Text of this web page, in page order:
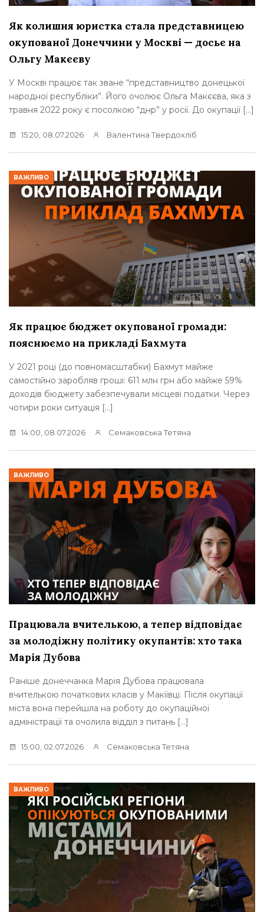
Як колишня юристка стала представницею
окупованої Донеччини у Москві — досьє на
Ольгу Макєєву
У Москві працює так зване “представництво донецької
народної республіки”. Його очолює Ольга Макєєва, яка з
травня 2022 року є посолкою “днр” у росії. До окупації […]
15:20, 08.07.2026 Валентина Твердохліб
ВАЖЛИВО
Як працює бюджет окупованої громади:
пояснюємо на прикладі Бахмута
У 2021 році (до повномасштабки) Бахмут майже
самостійно заробляв гроші: 611 млн грн або майже 59%
доходів бюджету забезпечували місцеві податки. Через
чотири роки ситуація […]
14:00, 08.07.2026 Семаковська Тетяна
ВАЖЛИВО
Працювала вчителькою, а тепер відповідає
за молодіжну політику окупантів: хто така
Марія Дубова
Раніше донеччанка Марія Дубова працювала
вчителькою початкових класів у Макіївці. Після окупації
міста вона перейшла на роботу до окупаційної
адміністрації та очолила відділ з питань […]
15:00, 02.07.2026 Семаковська Тетяна
ВАЖЛИВО